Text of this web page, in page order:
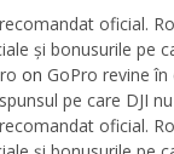
oficial.
și bonusurile pe
on GoPro revine
pe care DJI
oficial.